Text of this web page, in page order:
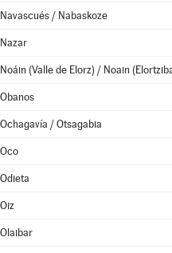
Navascués / Nabaskoze
Nazar
Noáin (Valle de Elorz) / Noain
Obanos
Ochagavía / Otsagabia
Oco
Odieta
Oiz
Olaibar